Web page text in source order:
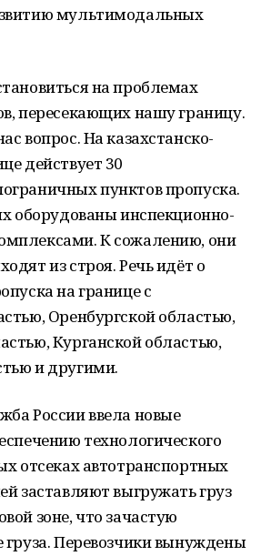
мультимодальных
на проблемах
пересекающих нашу границу.
вопрос. На казахстанско-
действует 30
пунктов пропуска.
оборудованы инспекционно-
К сожалению, они
из строя. Речь идёт о
на границе с
Оренбургской областью,
Курганской областью,
и другими.
России ввела новые
технологического
отсеках автотранспортных
заставляют выгружать груз
зоне, что зачастую
груза. Перевозчики вынуждены